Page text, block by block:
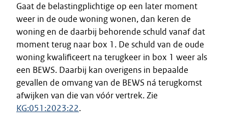
Gaat de belastingplichtige op een later moment
weer in de oude woning wonen, dan keren de
woning en de daarbij behorende schuld vanaf dat
moment terug naar box 1. De schuld van de oude
woning kwalificeert na terugkeer in box 1 weer als
een BEWS. Daarbij kan overigens in bepaalde
gevallen de omvang van de BEWS ná terugkomst
afwijken van die van vóór vertrek. Zie
KG:051:2023:22.